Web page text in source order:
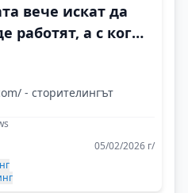
вече искат да
работят, а с кого
- сторителингът
05/02/2026 г/